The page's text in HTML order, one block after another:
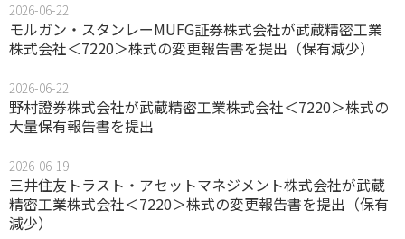
2026-06-22
モルガン・スタンレーMUFG証券株式会社が武蔵精密工業
株式会社＜7220＞株式の変更報告書を提出（保有減少）
2026-06-22
野村證券株式会社が武蔵精密工業株式会社＜7220＞株式の
大量保有報告書を提出
2026-06-19
三井住友トラスト・アセットマネジメント株式会社が武蔵
精密工業株式会社＜7220＞株式の変更報告書を提出（保有
減少）